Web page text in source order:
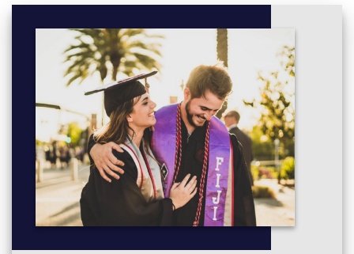
MEDG 420 - Human Genomics and Medical Genetics
CHBE 419 - Industrial Biotechnology Laboratory
MICB 499 - Co-operative Work Placement IV
BIOC 450 - Membrane Biochemistry